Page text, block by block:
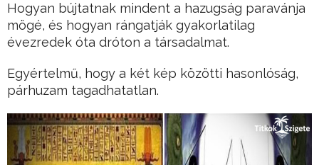
Hogyan bújtatnak mindent a hazugság paravánja
mögé, és hogyan rángatják gyakorlatilag
évezredek óta dróton a társadalmat.
Egyértelmű, hogy a két kép közötti hasonlóság,
párhuzam tagadhatatlan.